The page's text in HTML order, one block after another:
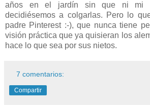
años en el jardín sin que ni mi
decidiésemos a colgarlas. Pero lo
padre Pinterest :-), que nunca tiene
visión práctica que ya quisieran los
hace lo que sea por sus nietos.
7 comentarios:
Compartir